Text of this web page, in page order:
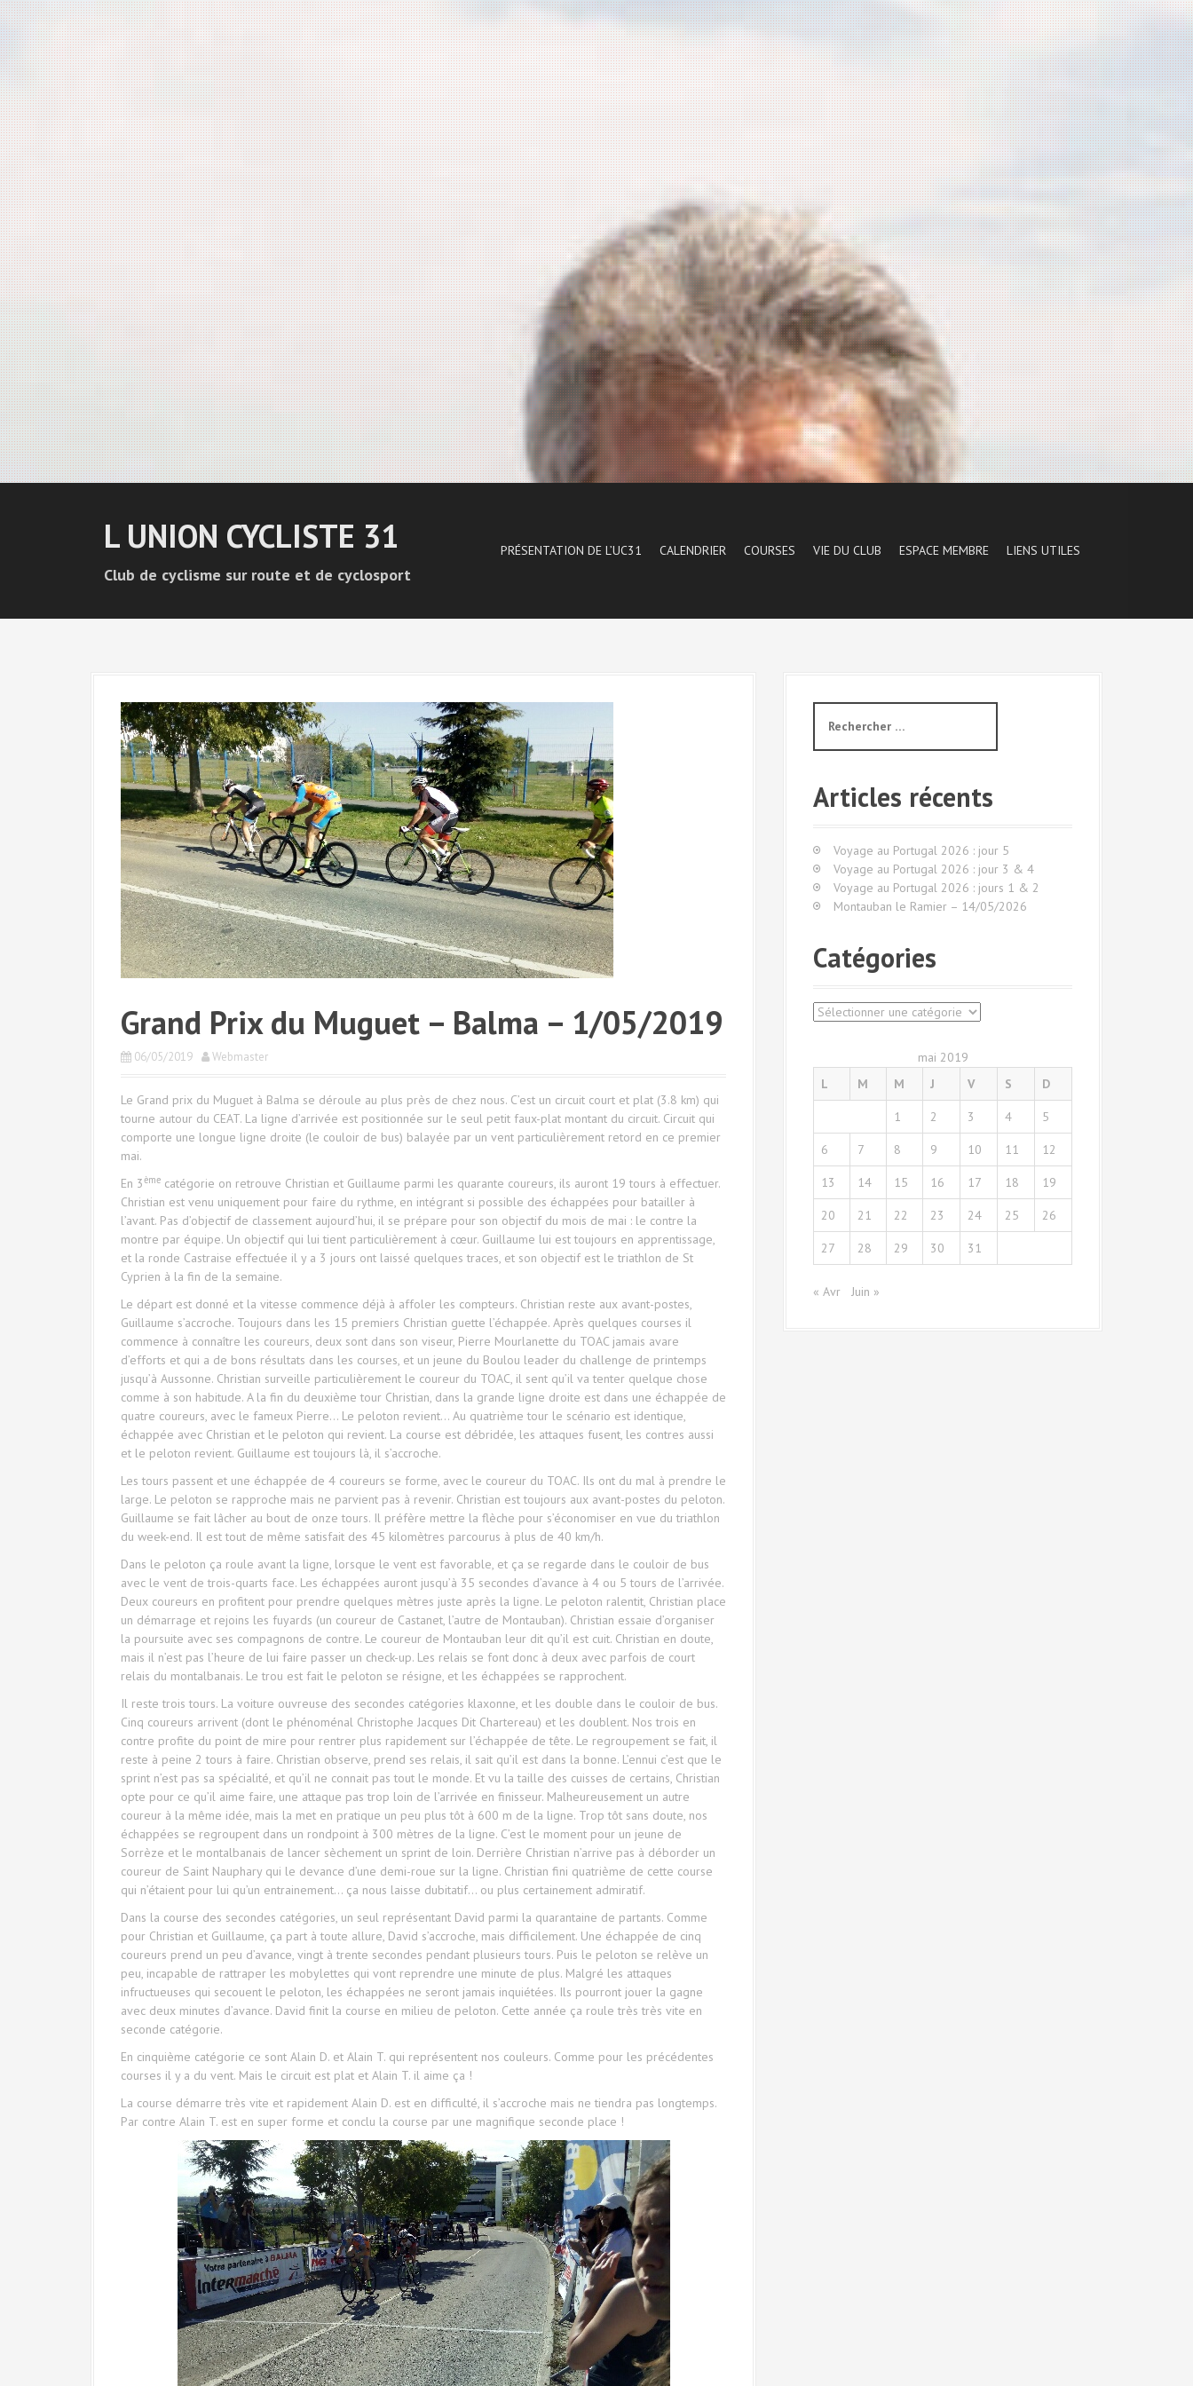
L UNION CYCLISTE 31
Club de cyclisme sur route et de cyclosport
PRÉSENTATION DE L’UC31 CALENDRIER COURSES VIE DU CLUB ESPACE MEMBRE LIENS UTILES
Grand Prix du Muguet – Balma – 1/05/2019
06/05/2019 Webmaster
Le Grand prix du Muguet à Balma se déroule au plus près de chez nous. C’est un circuit court et plat (3.8 km) qui
tourne autour du CEAT. La ligne d’arrivée est positionnée sur le seul petit faux-plat montant du circuit. Circuit qui
comporte une longue ligne droite (le couloir de bus) balayée par un vent particulièrement retord en ce premier
mai.
En 3ème catégorie on retrouve Christian et Guillaume parmi les quarante coureurs, ils auront 19 tours à effectuer.
Christian est venu uniquement pour faire du rythme, en intégrant si possible des échappées pour batailler à
l’avant. Pas d’objectif de classement aujourd’hui, il se prépare pour son objectif du mois de mai : le contre la
montre par équipe. Un objectif qui lui tient particulièrement à cœur. Guillaume lui est toujours en apprentissage,
et la ronde Castraise effectuée il y a 3 jours ont laissé quelques traces, et son objectif est le triathlon de St
Cyprien à la fin de la semaine.
Le départ est donné et la vitesse commence déjà à affoler les compteurs. Christian reste aux avant-postes,
Guillaume s’accroche. Toujours dans les 15 premiers Christian guette l’échappée. Après quelques courses il
commence à connaître les coureurs, deux sont dans son viseur, Pierre Mourlanette du TOAC jamais avare
d’efforts et qui a de bons résultats dans les courses, et un jeune du Boulou leader du challenge de printemps
jusqu’à Aussonne. Christian surveille particulièrement le coureur du TOAC, il sent qu’il va tenter quelque chose
comme à son habitude. A la fin du deuxième tour Christian, dans la grande ligne droite est dans une échappée de
quatre coureurs, avec le fameux Pierre… Le peloton revient… Au quatrième tour le scénario est identique,
échappée avec Christian et le peloton qui revient. La course est débridée, les attaques fusent, les contres aussi
et le peloton revient. Guillaume est toujours là, il s’accroche.
Les tours passent et une échappée de 4 coureurs se forme, avec le coureur du TOAC. Ils ont du mal à prendre le
large. Le peloton se rapproche mais ne parvient pas à revenir. Christian est toujours aux avant-postes du peloton.
Guillaume se fait lâcher au bout de onze tours. Il préfère mettre la flèche pour s’économiser en vue du triathlon
du week-end. Il est tout de même satisfait des 45 kilomètres parcourus à plus de 40 km/h.
Dans le peloton ça roule avant la ligne, lorsque le vent est favorable, et ça se regarde dans le couloir de bus
avec le vent de trois-quarts face. Les échappées auront jusqu’à 35 secondes d’avance à 4 ou 5 tours de l’arrivée.
Deux coureurs en profitent pour prendre quelques mètres juste après la ligne. Le peloton ralentit, Christian place
un démarrage et rejoins les fuyards (un coureur de Castanet, l’autre de Montauban). Christian essaie d’organiser
la poursuite avec ses compagnons de contre. Le coureur de Montauban leur dit qu’il est cuit. Christian en doute,
mais il n’est pas l’heure de lui faire passer un check-up. Les relais se font donc à deux avec parfois de court
relais du montalbanais. Le trou est fait le peloton se résigne, et les échappées se rapprochent.
Il reste trois tours. La voiture ouvreuse des secondes catégories klaxonne, et les double dans le couloir de bus.
Cinq coureurs arrivent (dont le phénoménal Christophe Jacques Dit Chartereau) et les doublent. Nos trois en
contre profite du point de mire pour rentrer plus rapidement sur l’échappée de tête. Le regroupement se fait, il
reste à peine 2 tours à faire. Christian observe, prend ses relais, il sait qu’il est dans la bonne. L’ennui c’est que le
sprint n’est pas sa spécialité, et qu’il ne connait pas tout le monde. Et vu la taille des cuisses de certains, Christian
opte pour ce qu’il aime faire, une attaque pas trop loin de l’arrivée en finisseur. Malheureusement un autre
coureur à la même idée, mais la met en pratique un peu plus tôt à 600 m de la ligne. Trop tôt sans doute, nos
échappées se regroupent dans un rondpoint à 300 mètres de la ligne. C’est le moment pour un jeune de
Sorrèze et le montalbanais de lancer sèchement un sprint de loin. Derrière Christian n’arrive pas à déborder un
coureur de Saint Nauphary qui le devance d’une demi-roue sur la ligne. Christian fini quatrième de cette course
qui n’étaient pour lui qu’un entrainement… ça nous laisse dubitatif… ou plus certainement admiratif.
Dans la course des secondes catégories, un seul représentant David parmi la quarantaine de partants. Comme
pour Christian et Guillaume, ça part à toute allure, David s’accroche, mais difficilement. Une échappée de cinq
coureurs prend un peu d’avance, vingt à trente secondes pendant plusieurs tours. Puis le peloton se relève un
peu, incapable de rattraper les mobylettes qui vont reprendre une minute de plus. Malgré les attaques
infructueuses qui secouent le peloton, les échappées ne seront jamais inquiétées. Ils pourront jouer la gagne
avec deux minutes d’avance. David finit la course en milieu de peloton. Cette année ça roule très très vite en
seconde catégorie.
En cinquième catégorie ce sont Alain D. et Alain T. qui représentent nos couleurs. Comme pour les précédentes
courses il y a du vent. Mais le circuit est plat et Alain T. il aime ça !
La course démarre très vite et rapidement Alain D. est en difficulté, il s’accroche mais ne tiendra pas longtemps.
Par contre Alain T. est en super forme et conclu la course par une magnifique seconde place !
c
r
e
p
o
u
Articles récents
Voyage au Portugal 2026 : jour 5
Voyage au Portugal 2026 : jour 3 & 4
Voyage au Portugal 2026 : jours 1 & 2
Montauban le Ramier – 14/05/2026
Catégories
C
é
o
mai 2019
L
M M J V S D
1 2 3 4 5
6 7 8 9 10 11 12
13 14 15 16 17 18 19
20 21 22 23 24 25 26
27 28 29 30 31
« Avr Juin »